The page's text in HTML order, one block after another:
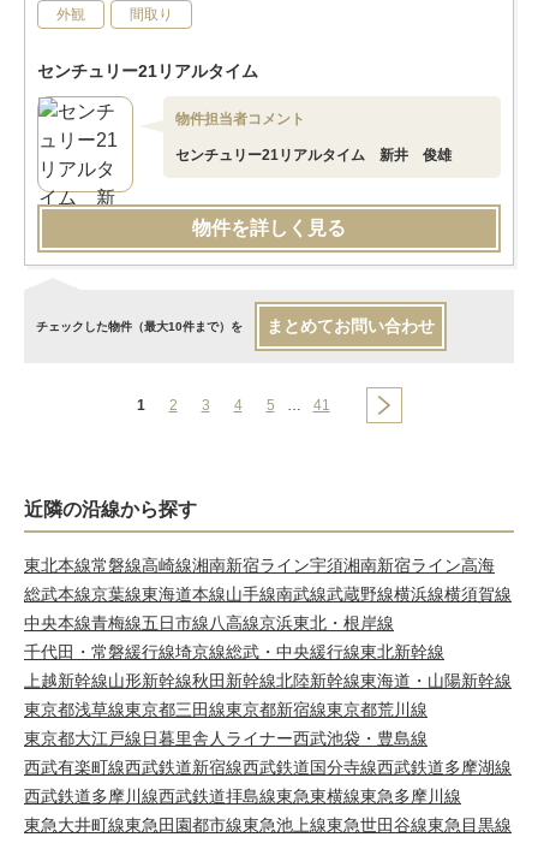
外観 間取り
センチュリー21リアルタイム
物件担当者コメント
センチュリー21リアルタイム 新井 俊雄
物件を詳しく見る
チェックした物件（最大10件まで）を まとめてお問い合わせ
1 2 3 4 5 … 41
近隣の沿線から探す
東北本線常磐線高崎線湘南新宿ライン宇須湘南新宿ライン高海
総武本線京葉線東海道本線山手線南武線武蔵野線横浜線横須賀線
中央本線青梅線五日市線八高線京浜東北・根岸線
千代田・常磐緩行線埼京線総武・中央緩行線東北新幹線
上越新幹線山形新幹線秋田新幹線北陸新幹線東海道・山陽新幹線
東京都浅草線東京都三田線東京都新宿線東京都荒川線
東京都大江戸線日暮里舎人ライナー西武池袋・豊島線
西武有楽町線西武鉄道新宿線西武鉄道国分寺線西武鉄道多摩湖線
西武鉄道多摩川線西武鉄道拝島線東急東横線東急多摩川線
東急大井町線東急田園都市線東急池上線東急世田谷線東急目黒線